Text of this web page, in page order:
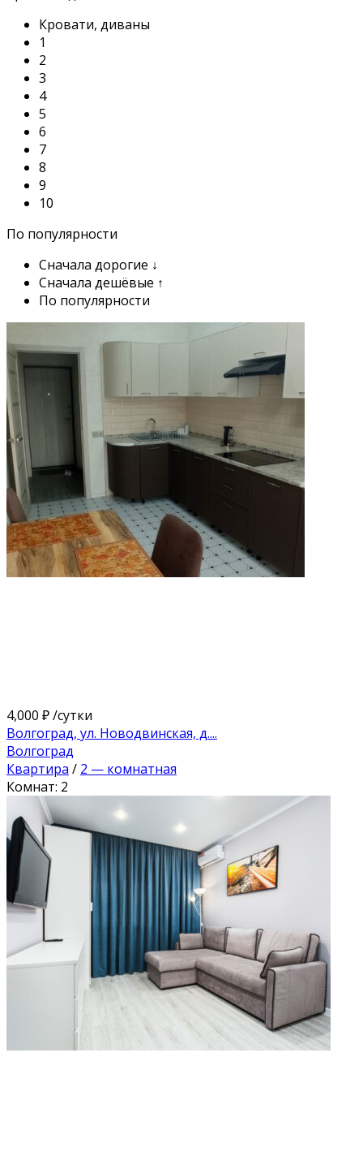
Кровати, диваны
1
2
3
4
5
6
7
8
9
10
По популярности
Сначала дорогие ↓
Сначала дешёвые ↑
По популярности
4,000 ₽/сутки
Волгоград, ул. Новодвинская, д....
Волгоград
Квартира / 2 — комнатная
Комнат: 2